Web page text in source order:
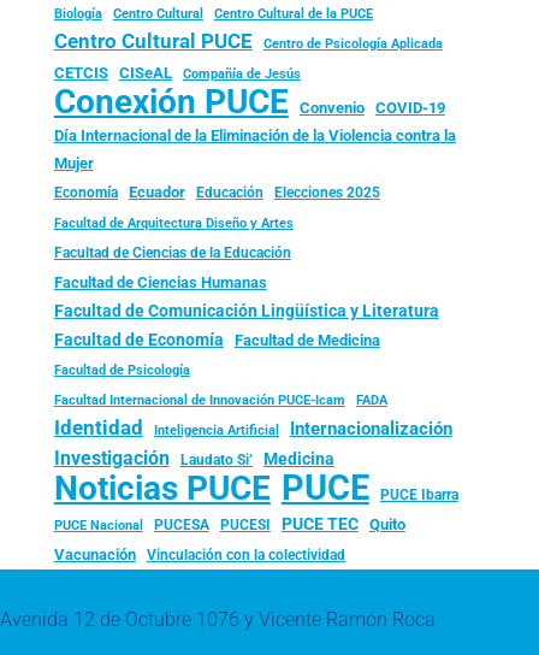
Biología
Centro Cultural Centro Cultural de la PUCE
Centro Cultural PUCE Centro de Psicología Aplicada
CETCIS CISeAL Compañía de Jesús
Conexión PUCE Convenio
COVID-19
Día Internacional de la Eliminación de la Violencia contra la
Mujer
Economía Ecuador Educación Elecciones 2025
Facultad de Arquitectura Diseño y Artes
Facultad de Ciencias de la Educación
Facultad de Ciencias Humanas
Facultad de Comunicación Lingüística y Literatura
Facultad de Economía Facultad de Medicina
Facultad de Psicología
Facultad Internacional de Innovación PUCE-Icam FADA
Identidad Inteligencia Artificial Internacionalización
Investigación Laudato Si’ Medicina
Noticias PUCE PUCE PUCE Ibarra
PUCE Nacional PUCESA PUCESI PUCE TEC
Quito
Vacunación
Vinculación con la colectividad
Avenida 12 de Octubre 1076 y Vicente Ramón Roca